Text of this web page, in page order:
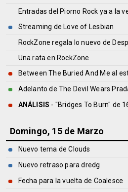
Entradas del Piorno Rock ya a la
Streaming de Love of Lesbian
RockZone regala lo nuevo de
Una rata en RockZone
Between The Buried And Me al
Adelanto de The Devil Wears
ANÁLISIS - "Bridges To Burn" de
Domingo, 15 de Marzo
Nuevo tema de Clouds
Nuevo retraso para dredg
Fecha para la vuelta de Coalesce